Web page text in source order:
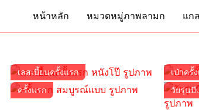
หน้าหลัก หมวดหมู่ภาพลามก แก
เลสเบี้ยนครั้งแรก
ครั้งแรก
เป่าครั้
วัยรุ่นมี